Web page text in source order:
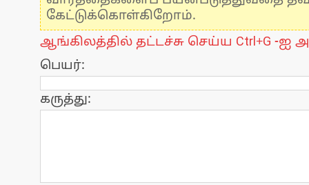
கேட்டுக்கொள்கிறோம்.
ஆங்கிலத்தில் தட்டச்சு செய்ய Ctrl+G -ஐ
பெயர்:
கருத்து: